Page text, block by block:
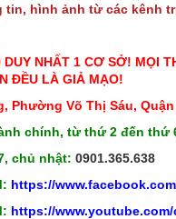
tin, hình ảnh từ các kênh
DUY NHẤT 1 CƠ SỞ! MỌI
ĐỀU LÀ GIẢ MẠO!
Võ Thị Sáu, Quận
chính, từ thứ 2 đến thứ
chủ nhật: 0901.365.638
https://
https://www.youtube.com/